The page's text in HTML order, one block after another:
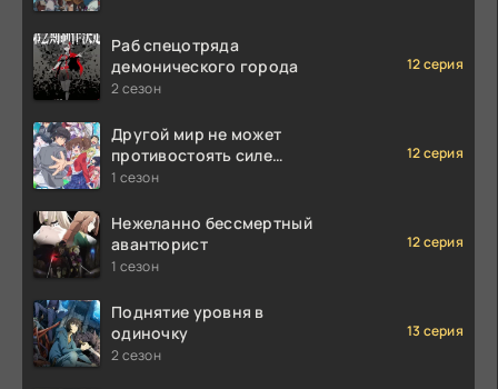
Раб спецотряда
демонического города
2 сезон
12 серия
Другой мир не может
противостоять силе
мгновенной смерти
1 сезон
12 серия
Нежеланно бессмертный
авантюрист
1 сезон
12 серия
Поднятие уровня в
одиночку
2 сезон
13 серия